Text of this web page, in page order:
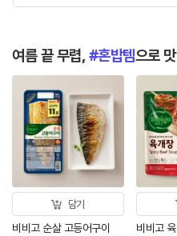
여름 끝 무렵, 혼밥템으로
담기
비비고 순살 고등어구이
비비고